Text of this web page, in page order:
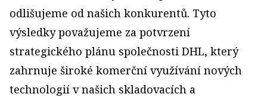
odlišujeme od našich konkurentů. Tyto
výsledky považujeme za potvrzení
strategického plánu společnosti DHL, který
zahrnuje široké komerční využívání nových
technologií v našich skladovacích a